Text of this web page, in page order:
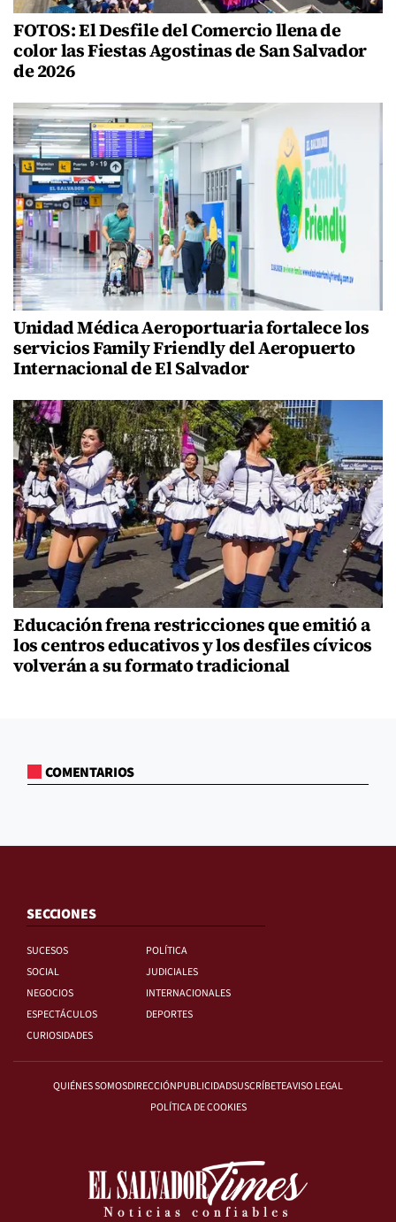
FOTOS: El Desfile del Comercio llena de
color las Fiestas Agostinas de San Salvador
de 2026
Unidad Médica Aeroportuaria fortalece los
servicios Family Friendly del Aeropuerto
Internacional de El Salvador
Educación frena restricciones que emitió a
los centros educativos y los desfiles cívicos
volverán a su formato tradicional
COMENTARIOS
SECCIONES
SUCESOS
POLÍTICA
SOCIAL
JUDICIALES
NEGOCIOS
INTERNACIONALES
ESPECTÁCULOS
DEPORTES
CURIOSIDADES
QUIÉNES SOMOSDIRECCIÓNPUBLICIDADSUSCRÍBETEAVISO LEGAL
POLÍTICA DE COOKIES